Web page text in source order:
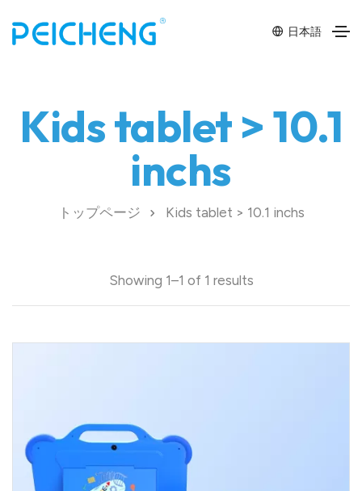
日本語
Kids tablet > 10.1
inchs
トップページ Kids tablet > 10.1 inchs
Showing 1–1 of 1 results